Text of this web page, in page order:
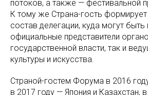
потоков, а также — фестивальной
К тому же Страна-гость
состав делегации, куда могут
официальные представители
государственной власти, так и
культуры и искусства.
Страной-гостем Форума в 2016
в 2017 году — Япония и Казахстан,